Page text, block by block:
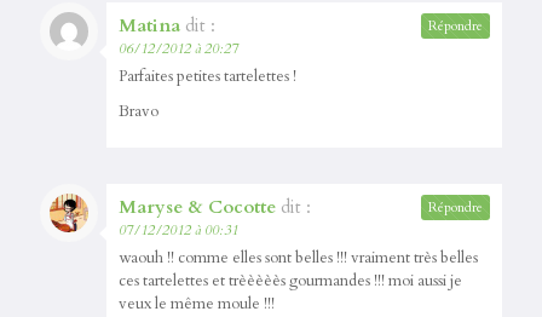
Matina dit :
06/12/2012 à 20:27
Parfaites petites tartelettes !
Bravo
Répondre
Maryse & Cocotte dit :
07/12/2012 à 00:31
waouh !! comme elles sont belles !!! vraiment très belles
ces tartelettes et trèèèèès gourmandes !!! moi aussi je
veux le même moule !!!
Répondre